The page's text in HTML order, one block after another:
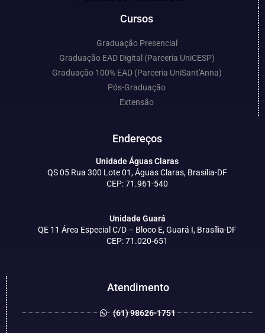
Cursos
Graduação Presencial
Graduação EAD Digital (Parceria UniCESP)
Graduação 100% EAD (Parceria UniSant'Anna)
Pós-Graduação
Extensão
Endereços
Unidade Águas Claras
QS 05 Rua 300 Lote 01, Águas Claras, Brasília-DF
CEP: 71.961-540
Unidade Guará
QE 11 Área Especial C/D – Bloco E, Guará I, Brasília-DF
CEP: 71.020-651
Atendimento
(61) 98626-1751